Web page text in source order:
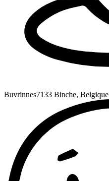
Buvrinnes7133 Binche, Belgique